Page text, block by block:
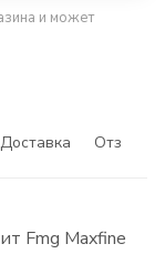
и может
Доставка Отзывы
Fmg Maxfine